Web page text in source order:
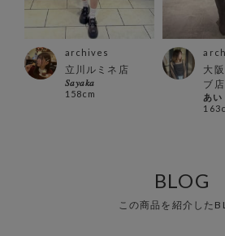
archives
立川ルミネ店
𝑆𝑎𝑦𝑎𝑘𝑎
158cm
大
ブ店
あい
BLOG
この商品を紹介した